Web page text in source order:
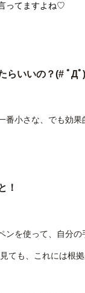
ってますよね♡
らいいの？(# ﾟДﾟ
番小さな、でも効果
！
ンを使って、自分の
ても、これには根拠